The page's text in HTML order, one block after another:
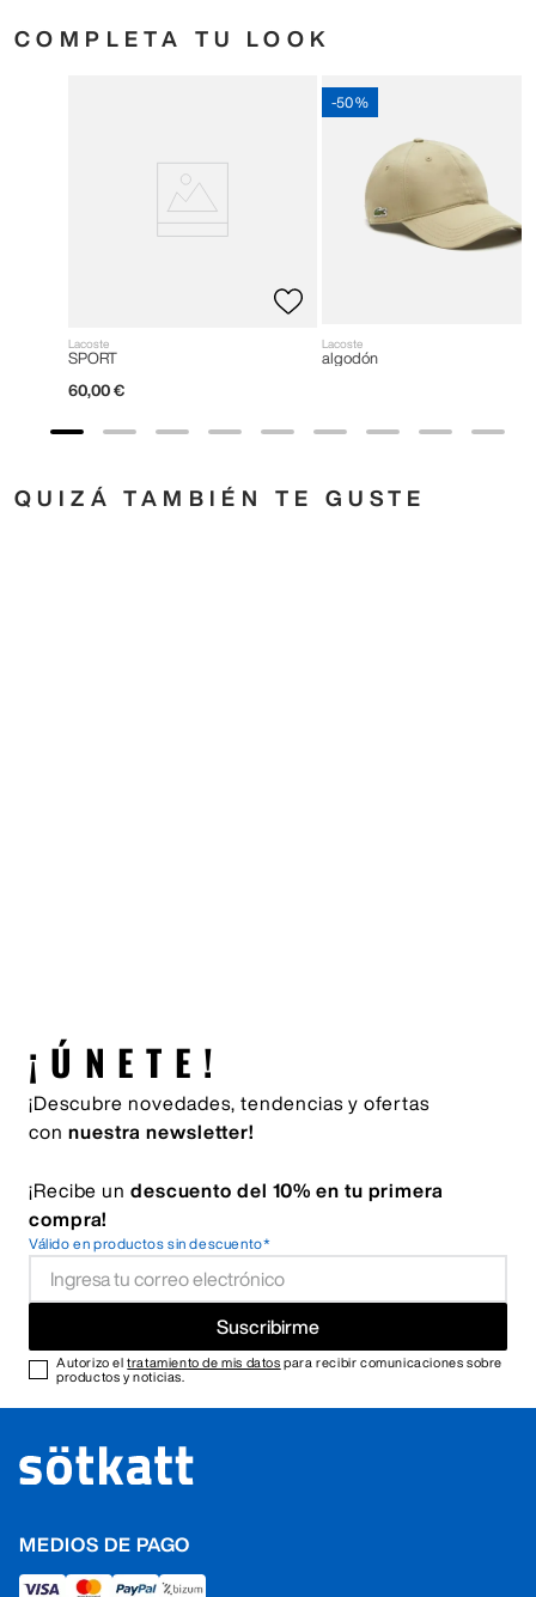
COMPLETA TU LOOK
Lacoste
SPORT
60,00 €
-50 %
Lacoste
algodón
QUIZÁ TAMBIÉN TE GUSTE
¡ÚNETE!
¡Descubre novedades, tendencias y ofertas
con nuestra newsletter!
¡Recibe un descuento del 10% en tu primera
compra!
Válido en productos sin descuento*
Suscribirme
Autorizo eltratamiento de mis datos para recibir comunicaciones sobre
productos y noticias.
MEDIOS DE PAGO